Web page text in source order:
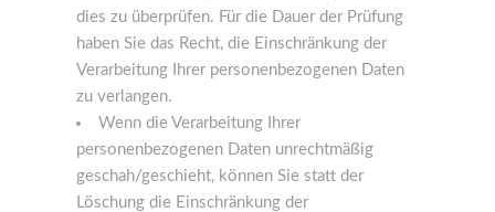
dies zu überprüfen. Für die Dauer der Prüfung
haben Sie das Recht, die Einschränkung der
Verarbeitung Ihrer personenbezogenen Daten
zu verlangen.
Wenn die Verarbeitung Ihrer
personenbezogenen Daten unrechtmäßig
geschah/geschieht, können Sie statt der
Löschung die Einschränkung der